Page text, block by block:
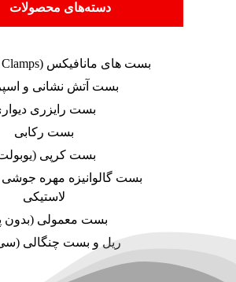
دسته‌های محصولات
بست های مانافیکس (Manafix Clamps)
بست آتش نشانی و
بست رایزری
بست رکابی
بست کرپی
بست گالوانیزه مهره
لاستیکی
بست معمولی (بدون
ریل و بست چنگالی